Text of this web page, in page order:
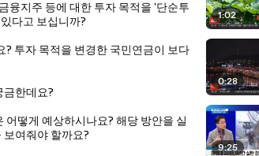
융지주 등에 대한 투자 목적을 '단순투
다고 보십니까?
투자 목적을 변경한 국민연금이 보다
금한데요?
떻게 예상하시나요? 해당 방안을 실
보여줘야 할까요?
1:02
0:28
9:25